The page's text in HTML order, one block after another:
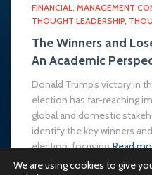
FINANCIAL MANAGEMENT
THOUGHT LEADERSHIP
The Winners and
An Academic
Donald Trump’s victory in
election has far-reaching
global and domestic
identify the key winners
election, focusing Read
We are using cookies to give